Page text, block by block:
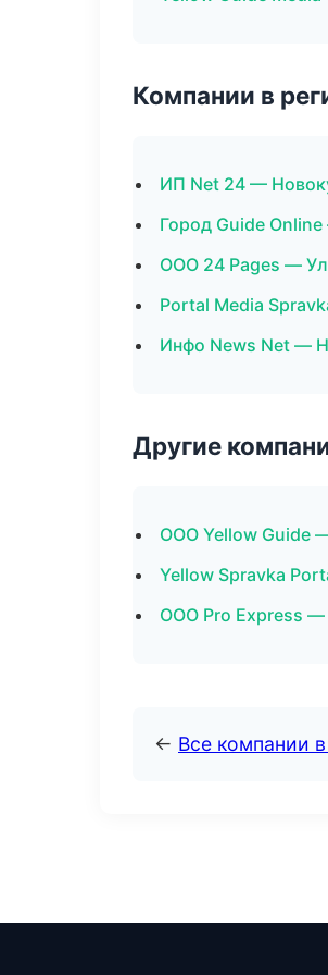
Компании в
ИП Net 24 —
Город Guide
ООО 24 Pages —
Portal Media
Инфо News Net —
Другие
ООО Yellow Guide
Yellow Spravka
ООО Pro Express —
← Все компании